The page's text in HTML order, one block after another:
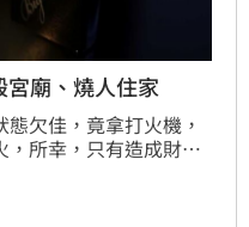
廟、燒人住家
欠佳，竟拿打火機，
，所幸，只有造成財
並達成賠償與調解，法